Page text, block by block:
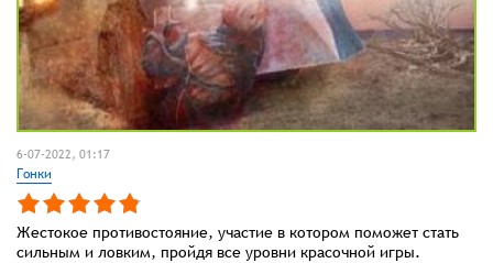
6-07-2022, 01:17
Гонки
Жестокое противостояние, участие в котором поможет стать
сильным и ловким, пройдя все уровни красочной игры.